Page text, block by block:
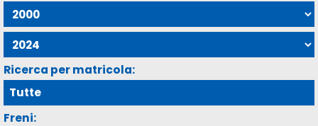
Ricerca per matricola:
Freni: